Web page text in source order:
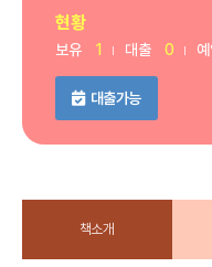
현황
보유 1 대출 0
대출가능
책소개